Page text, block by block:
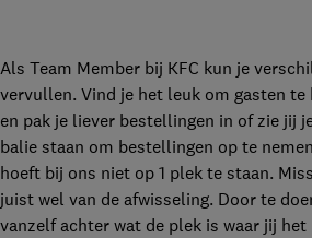
Als Team Member bij KFC kun je
vervullen. Vind je het leuk om gasten te
en pak je liever bestellingen in of zie jij
balie staan om bestellingen op te
hoeft bij ons niet op 1 plek te staan.
juist wel van de afwisseling. Door te
vanzelf achter wat de plek is waar jij